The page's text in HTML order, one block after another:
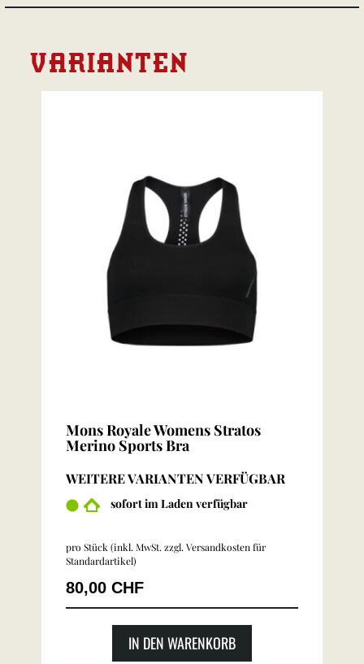
VARIANTEN
Mons Royale Womens Stratos
Merino Sports Bra
WEITERE VARIANTEN VERFÜGBAR
sofort im Laden verfügbar
pro Stück (inkl. MwSt. zzgl. Versandkosten für
Standardartikel)
80,00 CHF
IN DEN WARENKORB